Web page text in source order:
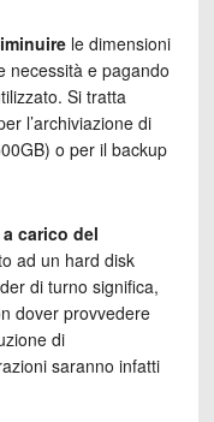
le dimensioni
necessità e pagando
Si tratta
l’archiviazione di
o per il backup
carico del
ad un hard disk
di turno significa,
dover provvedere
di
saranno infatti